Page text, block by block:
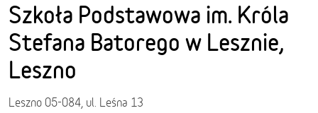
Szkoła Podstawowa im. Króla
Stefana Batorego w Lesznie,
Leszno
Leszno 05-084, ul. Leśna 13